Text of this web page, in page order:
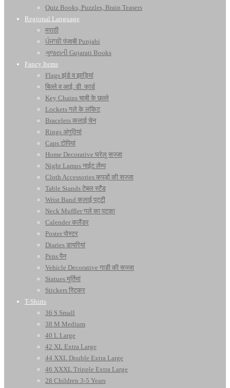
Quiz Books, Puzzles, Brain Teasers
Regional Language
मराठी
ਪੰਜਾਬੀ पंजाबी Punjabi
ગુજરાતી Gujarati Books
Fancy Items
Flags झंडे व झाड़ियां
बिल्ले व आई. डी. कार्ड
Key Chains चाबी के छल्ले
Lockets गले के लॉकेट
Bracelets कलाई चेन
Rings अंगूठियां
Caps टोपियां
Home Decorative घरेलू सज्जा
Night Lamps नाईट लैम्प
Cloth Accessories कपड़ों की सज्जा
Table Stands टेबल स्टैंड
Wrist Band कलाई पट्टी
Neck Muffler गले का पटका
Calender कलैंडर
Poster पोस्टर
Diaries डायरियां
Pens पैन
Vehicle Decorative गाडी की सज्जा
Statues मूर्तियां
Stickers स्टिकर
T-Shirts
36 S Small
38 M Medium
40 L Large
42 XL Extra Large
44 XXL Double Extra Large
46 XXXL Tripple Extra Large
28 Children 3-5 Years